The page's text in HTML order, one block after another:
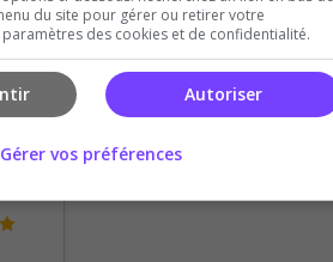
du site pour gérer ou retirer votre
des cookies et de confidentialité.
Autoriser
Gérer vos préférences